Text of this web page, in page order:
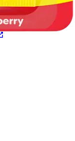
puutteita tai niitä